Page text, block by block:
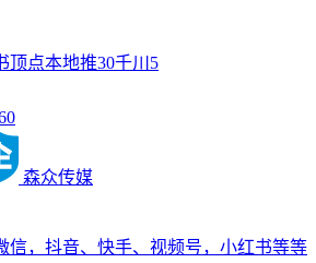
顶点本地推30千川5
森众传媒
信，抖音、快手、视频号，小红书等等